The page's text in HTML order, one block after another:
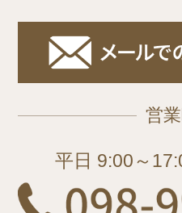
営
平日 9:00～